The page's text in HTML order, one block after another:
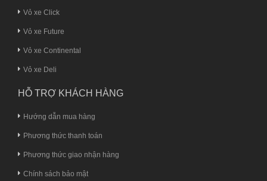
Vỏ xe Click
Vỏ xe Future
Vỏ xe Continental
Vỏ xe Deli
HỖ TRỢ KHÁCH HÀNG
Hướng dẫn mua hàng
Phương thức thanh toán
Phương thức giao nhận hàng
Chính sách bảo mật